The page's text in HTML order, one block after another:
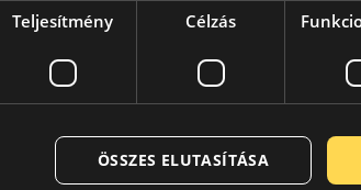
kutató központja, illetve Németországban
és viszonylag hamar globális hálózatot
és versenyabroncsok gyártásával
fel magukra a figyelmet. A személyautók
gondot fordít az innovációra, hogy előkelő
a független tesztekben is rendre kitűnően
lehetővé.
Teljesítmény Célzás
ÖSSZES ELUTASÍTÁSA